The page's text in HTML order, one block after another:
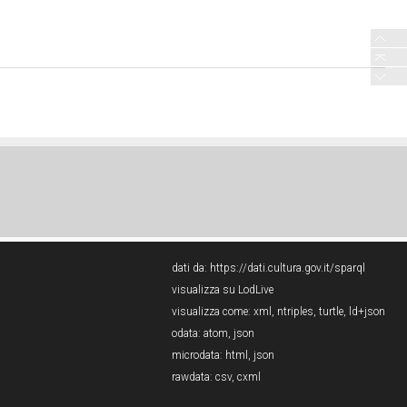
dati da: https://dati.cultura.gov.it/sparql
visualizza su LodLive
visualizza come: xml , ntriples, turtle, ld+json
odata: atom, json
microdata: html , json
rawdata: csv, cxml